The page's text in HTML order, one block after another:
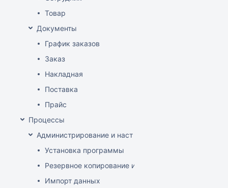
Товар
Документы
График заказов
Заказ
Накладная
Поставка
Прайс
Процессы
Администрирование и настройка
Установка программы
Резервное копирование и восстановление базы
Импорт данных